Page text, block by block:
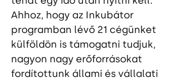
Ahhoz, hogy az Inkubátor
programban lévő 21 cégünket
külföldön is támogatni tudjuk,
nagyon nagy erőforrásokat
fordítottunk állami és vállalati